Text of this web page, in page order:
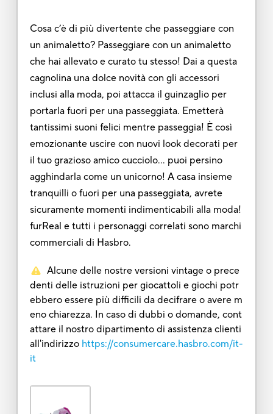
Cosa c’è di più divertente che passeggiare con
un animaletto? Passeggiare con un animaletto
che hai allevato e curato tu stesso! Dai a questa
cagnolina una dolce novità con gli accessori
inclusi alla moda, poi attacca il guinzaglio per
portarla fuori per una passeggiata. Emetterà
tantissimi suoni felici mentre passeggia! È così
emozionante uscire con nuovi look decorati per
il tuo grazioso amico cucciolo... puoi persino
agghindarla come un unicorno! A casa insieme
tranquilli o fuori per una passeggiata, avrete
sicuramente momenti indimenticabili alla moda!
furReal e tutti i personaggi correlati sono marchi
commerciali di Hasbro.
Alcune delle nostre versioni vintage o prece
denti delle istruzioni per giocattoli e giochi potr
ebbero essere più difficili da decifrare o avere m
eno chiarezza. In caso di dubbi o domande, cont
attare il nostro dipartimento di assistenza clienti
all'indirizzo https://consumercare.hasbro.com/it-
it